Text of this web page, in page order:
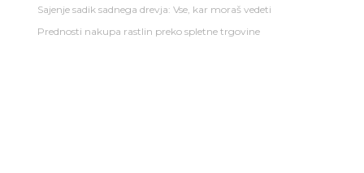
Sajenje sadik sadnega drevja: Vse, kar moraš vedeti
Prednosti nakupa rastlin preko spletne trgovine